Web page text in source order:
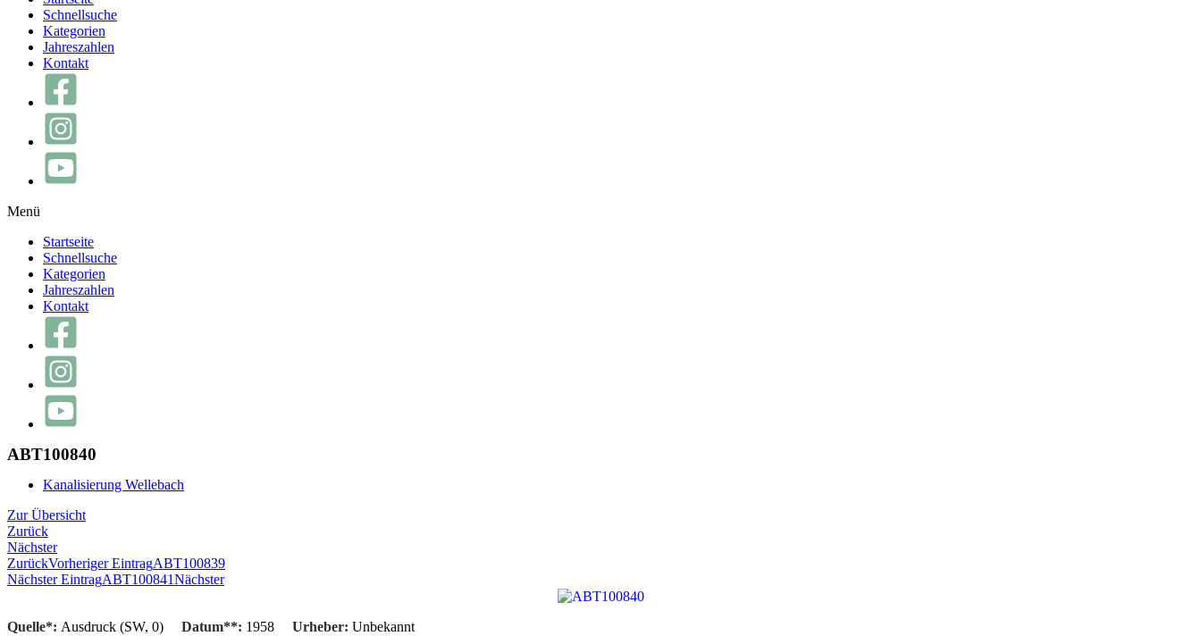
Schnellsuche
Kategorien
Jahreszahlen
Kontakt
Menü
Startseite
Schnellsuche
Kategorien
Jahreszahlen
Kontakt
ABT100840
Kanalisierung Wellebach
Zur Übersicht
Zurück
Nächster
ZurückVorheriger EintragABT100839
Nächster EintragABT100841Nächster
Quelle*: Ausdruck (SW, 0) Datum**: 1958 Urheber: Unbekannt